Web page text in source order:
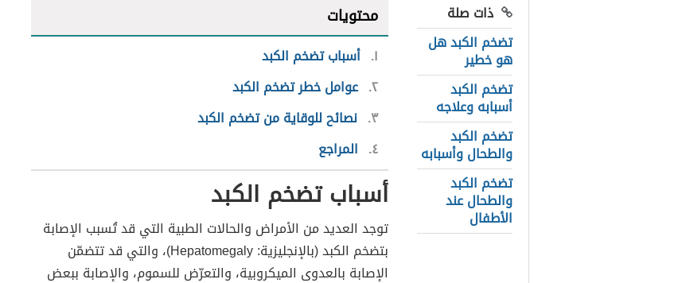
ذات صلة
تضخم الكبد هل
هو خطير
تضخم الكبد
أسبابه وعلاجه
تضخم الكبد
والطحال وأسبابه
تضخم الكبد
والطحال عند
الأطفال
محتويات
١ أسباب تضخم الكبد
٢ عوامل خطر تضخم الكبد
٣ نصائح للوقاية من تضخم الكبد
٤ المراجع
أسباب تضخم الكبد
توجد العديد من الأمراض والحالات الطبية التي قد تُسبب الإصابة
بتضخم الكبد (بالإنجليزية: Hepatomegaly)، والتي قد تتضمّن
الإصابة بالعدوى الميكروبية، والتعرّض للسموم، والإصابة ببعض